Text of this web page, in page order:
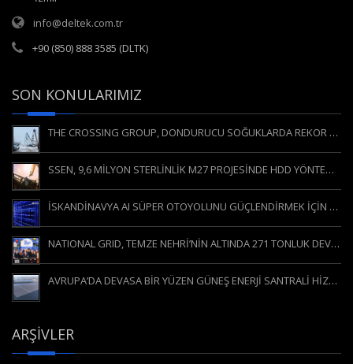
info@deltek.com.tr
+90 (850) 888 3585 (DLTK)
SON KONULARIMIZ
THE CROSSING GROUP, DONDURUCU SOĞUKLARDA REKOR KIRAN HDD KESİŞİMİNİ GERÇEKLEŞTİRDİ
SSEN, 9,6 MİLYON STERLİNLİK M27 PROJESİNDE HDD YÖNTEMİNE GÜVENİYOR
İSKANDİNAVYA AI SÜPER OTOYOLUNU GÜÇLENDİRMEK İÇİN YÖNLENDİRİLEBİLİR YATAY DELGİ (YYD / HDD)
NATIONAL GRID, TEMZE NEHRİ’NİN ALTINDA 271 TONLUK DEV MAKİNEYİ HAREKETE GEÇİRDİ
AVRUPA’DA DEVASA BİR YÜZEN GÜNEŞ ENERJİ SANTRALİ HİZMETE GİRDİ
ARŞIVLER